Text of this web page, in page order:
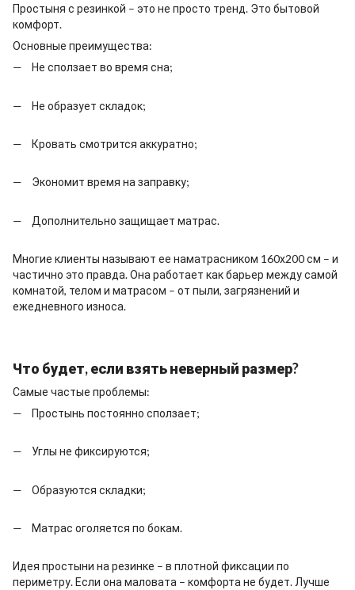
Простыня с резинкой – это не просто тренд. Это бытовой
комфорт.
Основные преимущества:
Не сползает во время сна;
Не образует складок;
Кровать смотрится аккуратно;
Экономит время на заправку;
Дополнительно защищает матрас.
Многие клиенты называют ее наматрасником 160х200 см – и
частично это правда. Она работает как барьер между самой
комнатой, телом и матрасом – от пыли, загрязнений и
ежедневного износа.
Что будет, если взять неверный размер?
Самые частые проблемы:
Простынь постоянно сползает;
Углы не фиксируются;
Образуются складки;
Матрас оголяется по бокам.
Идея простыни на резинке – в плотной фиксации по
периметру. Если она маловата – комфорта не будет. Лучше